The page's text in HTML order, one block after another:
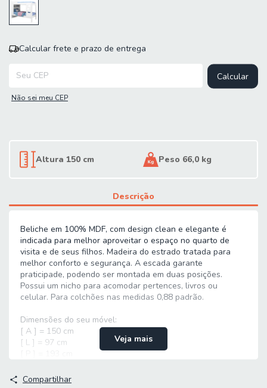
Calcular frete e prazo de entrega
Calcular
Não sei meu CEP
Altura 150 cm Peso 66,0 kg
Descrição
Beliche em 100% MDF, com design clean e elegante é
indicada para melhor aproveitar o espaço no quarto de
visita e de seus filhos. Madeira do estrado tratada para
melhor conforto e segurança. A escada garante
praticipade, podendo ser montada em duas posições.
Possui um nicho para acomodar pertences, livros ou
celular. Para colchões nas medidas 0,88 padrão.
Dimensões do seu móvel:
[ A ] = 150 cm
[ L ] = 97 cm
MODELO: Beliche Floripa
Veja mais
Compartilhar